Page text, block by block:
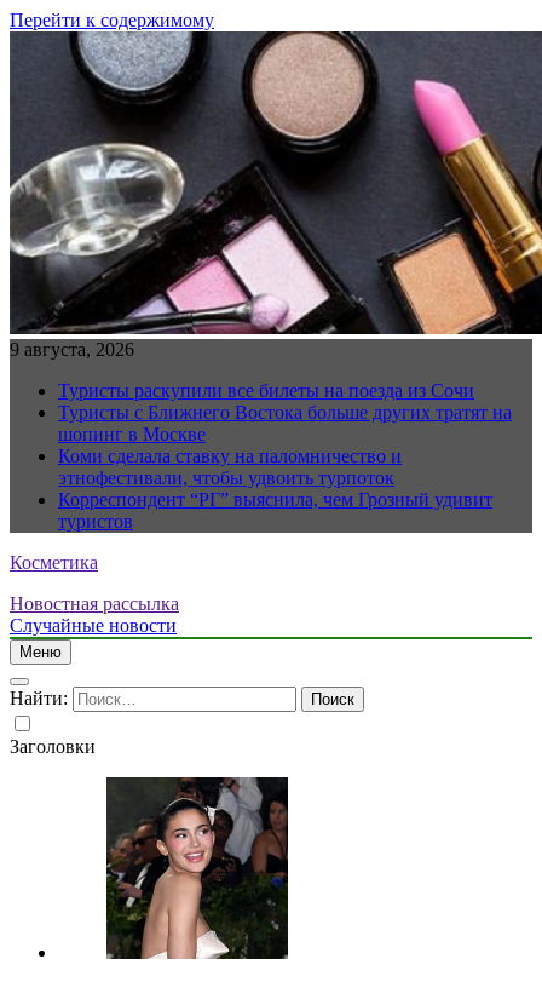
Перейти к содержимому
9 августа, 2026
Туристы раскупили все билеты на поезда из Сочи
Туристы с Ближнего Востока больше других тратят на
шопинг в Москве
Коми сделала ставку на паломничество и
этнофестивали, чтобы удвоить турпоток
Корреспондент “РГ” выяснила, чем Грозный удивит
туристов
Косметика
Новостная рассылка
Случайные новости
Меню
Найти:
Заголовки